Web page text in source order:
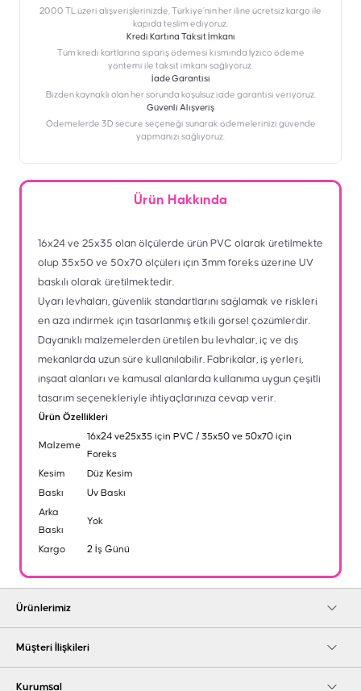
2000 TL üzeri alışverişlerinizde, Türkiye’nin her iline ücretsiz kargo ile
kapıda teslim ediyoruz.
Kredi Kartına Taksit İmkanı
‎Tüm kredi kartlarına sipariş ödemesi kısmında İyzico ödeme
yöntemi ile taksit imkanı sağlıyoruz.
İade Garantisi
Bizden kaynaklı olan her sorunda koşulsuz iade garantisi veriyoruz.
Güvenli Alışveriş
Ödemelerde 3D secure seçeneği sunarak ödemelerinizi güvende
yapmanızı sağlıyoruz.
Ürün Hakkında
16x24 ve 25x35 olan ölçülerde ürün PVC olarak üretilmekte
olup 35x50 ve 50x70 ölçüleri için 3mm foreks üzerine UV
baskılı olarak üretilmektedir.
Uyarı levhaları, güvenlik standartlarını sağlamak ve riskleri
en aza indirmek için tasarlanmış etkili görsel çözümlerdir.
Dayanıklı malzemelerden üretilen bu levhalar, iç ve dış
mekanlarda uzun süre kullanılabilir. Fabrikalar, iş yerleri,
inşaat alanları ve kamusal alanlarda kullanıma uygun çeşitli
tasarım seçenekleriyle ihtiyaçlarınıza cevap verir.
Ürün Özellikleri
Malzeme
16x24 ve25x35 için PVC / 35x50 ve 50x70 için
Foreks
Kesim
Düz Kesim
Baskı
Uv Baskı
Arka
Baskı
Yok
Kargo 2 İş Günü
Ürünlerimiz
Müşteri İlişkileri
Kurumsal